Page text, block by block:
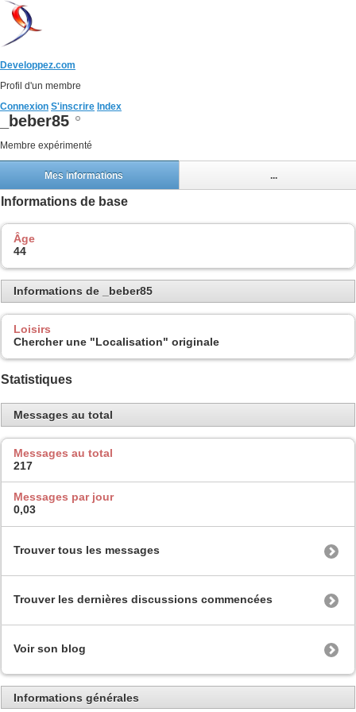
Developpez.com
Profil d'un membre
Connexion S'inscrire Index
_beber85
Membre expérimenté
Mes informations ...
Informations de base
Âge
44
Informations de _beber85
Loisirs
Chercher une "Localisation" originale
Statistiques
Messages au total
Messages au total
217
Messages par jour
0,03
Trouver tous les messages
Trouver les dernières discussions commencées
Voir son blog
Informations générales